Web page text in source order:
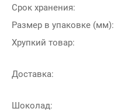
Срок хранения:
Размер в упаковке (мм):
Хрупкий товар:
Доставка:
Шоколад: